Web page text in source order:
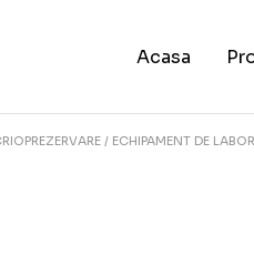
Acasa
ECHIPAMENT DE